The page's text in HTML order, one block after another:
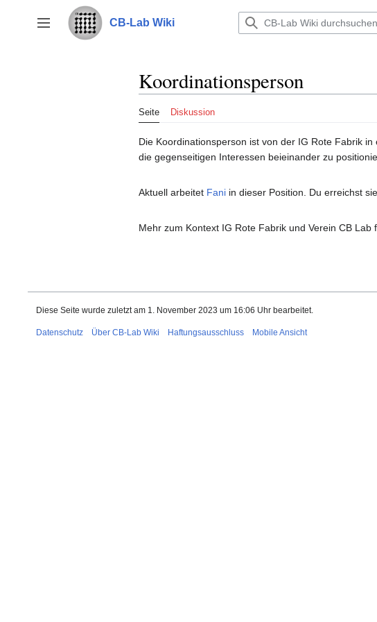
Inhalt
springen
Seitenleiste umschalten
CB-Lab Wiki
Koordinationsperson
Seite Diskussion
Die Koordinationsperson ist von der IG Rote Fabrik
die gegenseitigen Interessen beieinander zu
Aktuell arbeitet Fani in dieser Position. Du erreichst sie
Mehr zum Kontext IG Rote Fabrik und Verein CB Lab
Diese Seite wurde zuletzt am 1. November 2023 um 16:06 Uhr bearbeitet.
Datenschutz Über CB-Lab Wiki Haftungsausschluss Mobile Ansicht